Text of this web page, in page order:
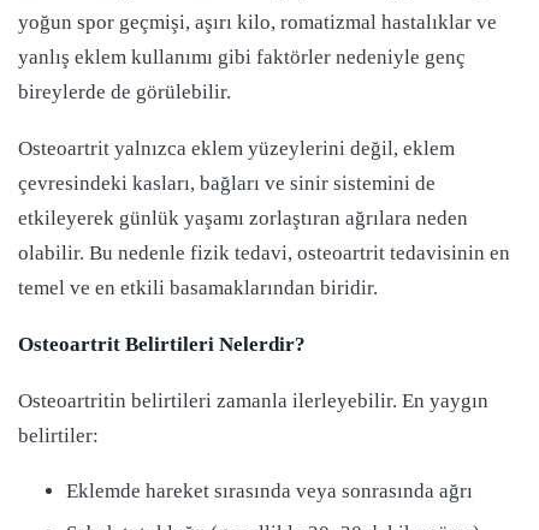
yoğun spor geçmişi, aşırı kilo, romatizmal hastalıklar ve
yanlış eklem kullanımı gibi faktörler nedeniyle genç
bireylerde de görülebilir.
Osteoartrit yalnızca eklem yüzeylerini değil, eklem
çevresindeki kasları, bağları ve sinir sistemini de
etkileyerek günlük yaşamı zorlaştıran ağrılara neden
olabilir. Bu nedenle fizik tedavi, osteoartrit tedavisinin en
temel ve en etkili basamaklarından biridir.
Osteoartrit Belirtileri Nelerdir?
Osteoartritin belirtileri zamanla ilerleyebilir. En yaygın
belirtiler:
Eklemde hareket sırasında veya sonrasında ağrı